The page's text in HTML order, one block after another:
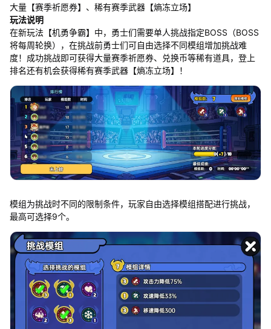
大量【赛季祈愿券】、稀有赛季武器【熵冻立场】
玩法说明
在新玩法【机勇争霸】中，勇士们需要单人挑战指定BOSS（BOSS
将每周轮换），在挑战前勇士们可自由选择不同模组增加挑战难
度！成功挑战即可获得大量赛季祈愿券、兑换币等稀有道具，登上
排名还有机会获得稀有赛季武器【熵冻立场】！
模组为挑战时不同的限制条件，玩家自由选择模组搭配进行挑战，
最高可选择9个。